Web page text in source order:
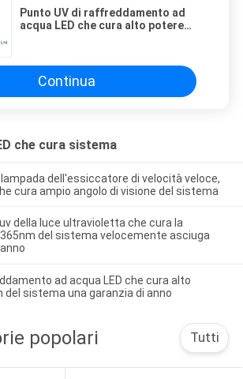
Punto UV di raffreddamento ad
acqua LED che cura alto potere
Continua
che cura sistema
dell'essiccatore di velocità veloce,
cura ampio angolo di visione del sistema
uv della luce ultravioletta che cura la
del sistema velocemente asciuga
ad acqua LED che cura alto
del sistema una garanzia di anno
popolari Tutti